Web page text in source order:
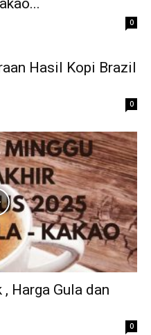
0
Hasil Kopi Brazil
0
Harga Gula dan
0